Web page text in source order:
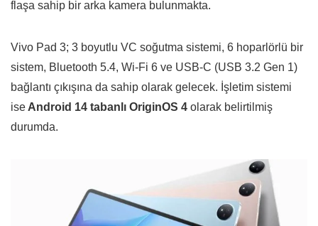
flaşa sahip bir arka kamera bulunmakta.
Vivo Pad 3; 3 boyutlu VC soğutma sistemi, 6 hoparlörlü bir
sistem, Bluetooth 5.4, Wi-Fi 6 ve USB-C (USB 3.2 Gen 1)
bağlantı çıkışına da sahip olarak gelecek. İşletim sistemi
ise Android 14 tabanlı OriginOS 4 olarak belirtilmiş
durumda.